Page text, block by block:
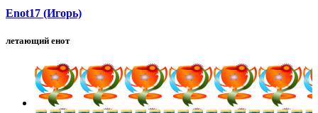
Enot17 (Игорь)
летающий енот